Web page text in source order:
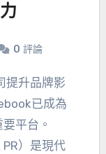
0 評論
已成為
平台。
）是現代